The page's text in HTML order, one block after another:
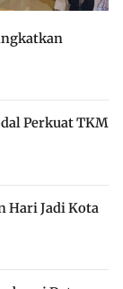
Perkuat TKM
Hari Jadi Kota